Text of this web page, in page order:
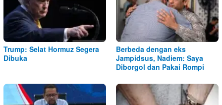
Trump: Selat Hormuz Segera
Dibuka
Berbeda dengan eks
Jampidsus, Nadiem: Saya
Diborgol dan Pakai Rompi